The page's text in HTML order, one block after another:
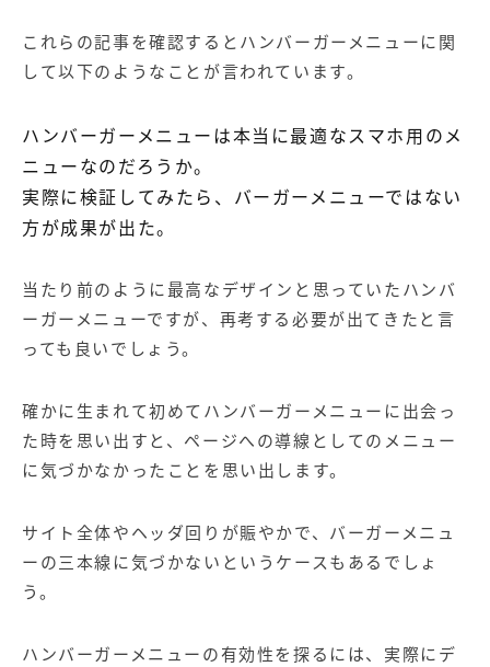
これらの記事を確認するとハンバーガーメニューに関
して以下のようなことが言われています。
ハンバーガーメニューは本当に最適なスマホ用のメ
ニューなのだろうか。
実際に検証してみたら、バーガーメニューではない
方が成果が出た。
当たり前のように最高なデザインと思っていたハンバ
ーガーメニューですが、再考する必要が出てきたと言
っても良いでしょう。
確かに生まれて初めてハンバーガーメニューに出会っ
た時を思い出すと、ページへの導線としてのメニュー
に気づかなかったことを思い出します。
サイト全体やヘッダ回りが賑やかで、バーガーメニュ
ーの三本線に気づかないというケースもあるでしょ
う。
ハンバーガーメニューの有効性を探るには、実際にデ